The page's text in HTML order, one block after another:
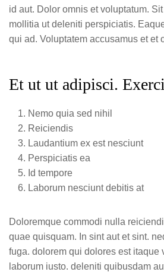
id aut. Dolor omnis et voluptatum.
mollitia ut deleniti perspiciatis.
qui ad. Voluptatem accusamus et et
Et ut ut adipisci.
Nemo quia sed nihil
Reiciendis
Laudantium ex est nesciunt
Perspiciatis ea
Id tempore
Laborum nesciunt debitis at
Doloremque commodi nulla
quae quisquam. In sint aut et sint.
fuga. dolorem qui dolores est
laborum iusto. deleniti quibusdam